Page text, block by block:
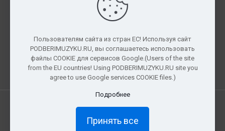
УСЛОВИЯ ВОЗВРАТА
г. Москва, Московская область, Центральный
федеральный округ, РФ, Россия
Все права защищены. © 2026 PODBERIMUZYKU.RU
Пользователям сайта из стран ЕС! Используя сайт
PODBERIMUZYKU.RU, вы соглашаетесь использовать
файлы COOKIE для сервисов Google.(Users of the site
from the EU countries! Using PODBERIMUZYKU.RU site you
agree to use Google services COOKIE files.)
Подробнее
Принять все